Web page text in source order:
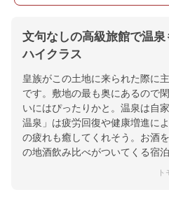
文句なしの高級旅館で温泉
ハイクラス
皇族がこの土地に来られた際に
です。敷地の最も奥にあるので
いにはぴったりかと。温泉は自
温泉」は疲労回復や健康増進に
の疲れも癒してくれそう。お酒
の地酒飲み比べがついてくる宿